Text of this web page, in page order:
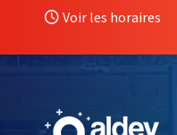
Voir les horaires